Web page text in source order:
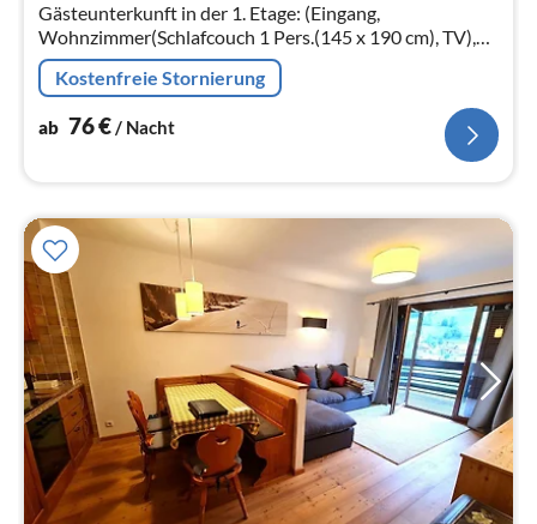
Gästeunterkunft in der 1. Etage: (Eingang,
Wohnzimmer(Schlafcouch 1 Pers.(145 x 190 cm), TV),
Küche(Wasserkocher, Toaster, Dunstabzugshaube,
Backofen, Kühlschrank)
Kostenfreie Stornierung
ab 76€/ Nacht